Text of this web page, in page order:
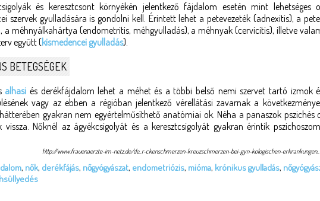
és keresztcsont környékén jelentkező fájdalom esetén mint lehetséges
szervek gyulladására is gondolni kell. Érintett lehet a petevezeték (adnexitis), a
a méhnyálkahártya (endometritis, méhgyulladás), a méhnyak (cervicitis), illetve
együtt (kismedencei gyulladás).
BETEGSÉGEK
alhasi és derékfájdalom lehet a méhet és a többi belső nemi szervet tartó izmok
vagy az ebben a régióban jelentkező vérellátási zavarnak a
gyakran nem egyértelműsíthető anatómiai ok. Néha a panaszok pszichés
vissza. Nőknél az ágyékcsigolyát és a keresztcsigolyát gyakran érintik
http://www.frauenaerzte-im-netz.de/de_r-ckenschmerzen-kreuzschmerzen-bei-gyn-kologischen-
, nők, derékfájás, nőgyógyászat, endometriózis, mióma, krónikus gyulladás,